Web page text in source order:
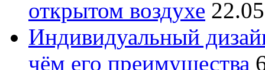
открытом воздухе
Индивидуальный
чём его преимущества